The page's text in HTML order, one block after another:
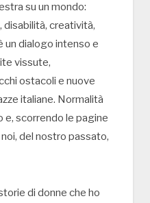
su un mondo:
disabilità, creatività,
un dialogo intenso e
vissute,
ostacoli e nuove
italiane. Normalità
e, scorrendo le pagine
del nostro passato,
di donne che ho